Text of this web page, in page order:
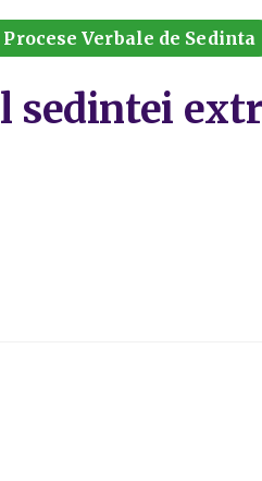
Procese Verbale de Sedinta
sedintei